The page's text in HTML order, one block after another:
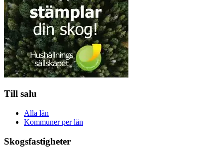
Till salu
Alla län
Kommuner per län
Skogsfastigheter